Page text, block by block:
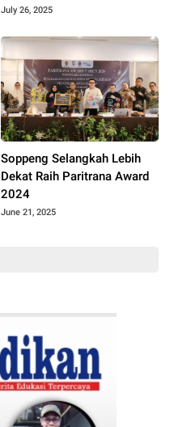
Kejaksaan Bertindak Tegas!
July 26, 2025
Soppeng Selangkah Lebih
Dekat Raih Paritrana Award
2024
June 21, 2025